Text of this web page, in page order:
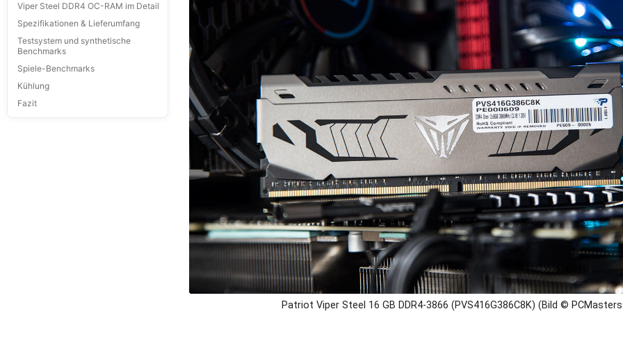
Viper Steel DDR4 OC-RAM im Detail
Spezifikationen & Lieferumfang
Testsystem und synthetische
Benchmarks
Spiele-Benchmarks
Kühlung
Fazit
Patriot Viper Steel 16 GB DDR4-3866 (PVS416G386C8K) (Bild ©